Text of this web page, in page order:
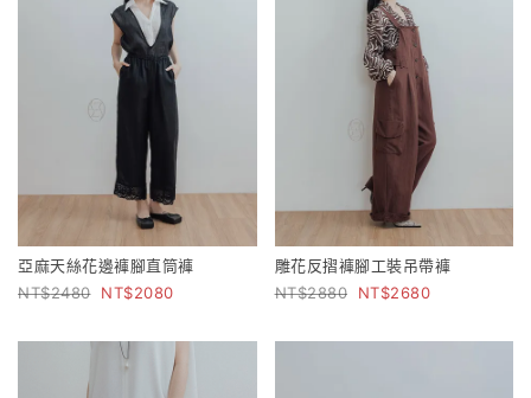
亞麻天絲花邊褲腳直筒褲
2480
2080
雕花反摺褲腳工裝吊帶褲
2880
2680